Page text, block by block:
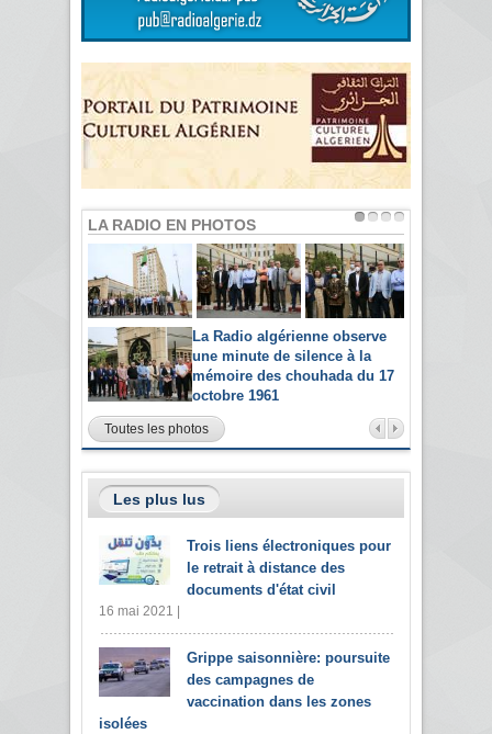
LA RADIO EN PHOTOS
La Radio algérienne observe
une minute de silence à la
mémoire des chouhada du 17
octobre 1961
Toutes les photos
Les plus lus
Trois liens électroniques pour
le retrait à distance des
documents d'état civil
16 mai 2021 |
Grippe saisonnière: poursuite
des campagnes de
vaccination dans les zones
isolées